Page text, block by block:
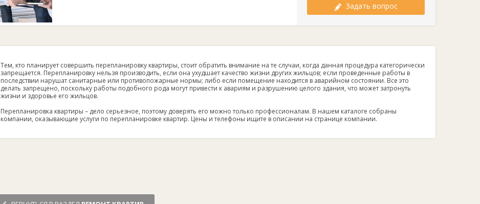
Задать вопрос
Тем, кто планирует совершить перепланировку квартиры, стоит обратить внимание на те случаи, когда данная процедура категорически
запрещается. Перепланировку нельзя производить, если она ухудшает качество жизни других жильцов; если проведенные работы в
последствии нарушат санитарные или противопожарные нормы; либо если помещение находится в аварийном состоянии. Все это
делать запрещено, поскольку работы подобного рода могут привести к авариям и разрушению целого здания, что может затронуть
жизни и здоровье его жильцов.
Перепланировка квартиры – дело серьезное, поэтому доверять его можно только профессионалам. В нашем каталоге собраны
компании, оказывающие услуги по перепланировке квартир. Цены и телефоны ищите в описании на странице компании.